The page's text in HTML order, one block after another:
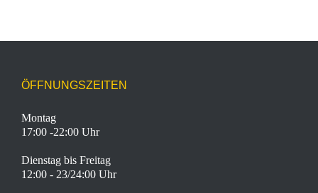
ÖFFNUNGSZEITEN
Montag
17:00 -22:00 Uhr
Dienstag bis Freitag
12:00 - 23/24:00 Uhr